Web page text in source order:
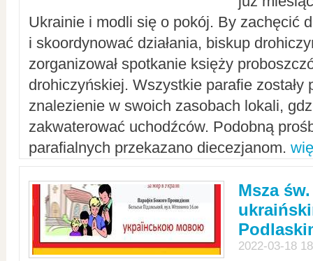
Ukrainie i modli się o pokój. By zachęcić
i skoordynować działania, biskup
zorganizował spotkanie księży
drohiczyńskiej. Wszystkie parafie zostały
znalezienie w swoich zasobach lokali,
zakwaterować uchodźców. Podobną
parafialnych przekazano diecezjanom.
Msza
2022-03-18